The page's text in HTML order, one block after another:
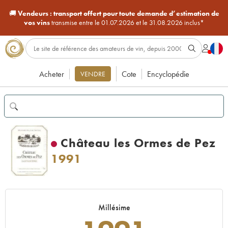
🚚Vendeurs : transport offert pour toute demande d’estimation de
vos vinstransmise entre le 01.07.2026 et le 31.08.2026 inclus*
Acheter VENDRE Cote Encyclopédie
Château les Ormes de Pez
1991
Millésime